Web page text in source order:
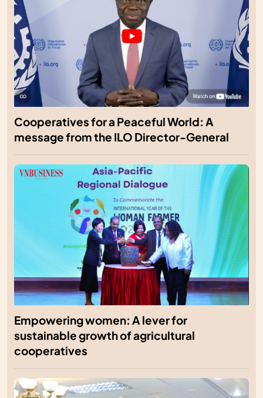
Cooperatives for a Peaceful World: A
message from the ILO Director-General
Empowering women: A lever for
sustainable growth of agricultural
cooperatives